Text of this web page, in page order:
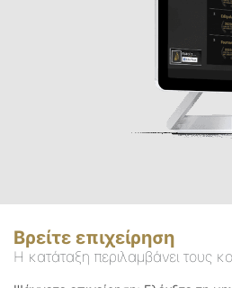
Βρείτε επιχείρηση
Η κατάταξη περιλαμβάνει τους